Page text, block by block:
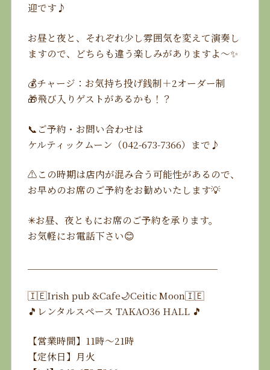
迎です♪
お昼と夜と、それぞれ少し雰囲気を変えて演奏し
ますので、どちらも違う楽しみがありますよ〜✨
💰チャージ：お気持ち投げ銭制＋2オーダー制
🎁飛び入りゲストがあるかも！？
📞ご予約・お問い合わせは
ケルティックムーン（042-673-7366）まで♪
⚠️この時期は店内が混み合う可能性があるので、
お早めのお席のご予約をお勧めいたします💡
✳︎お昼、夜ともにお席のご予約を承ります。
お気軽にお電話下さい😊
🇮🇪Irish pub &Cafe🌙Ceitic Moon🇮🇪
🎵レンタルスペース TAKAO36 HALL 🎵
【営業時間】11時〜21時
【定休日】月火